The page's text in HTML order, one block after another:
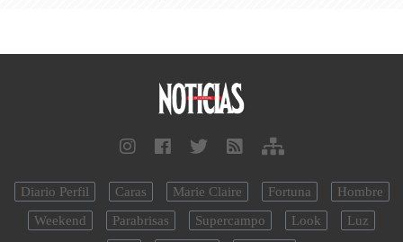
Diario Perfil Caras Marie Claire Fortuna
Hombre
Weekend
Parabrisas Supercampo Look Luz